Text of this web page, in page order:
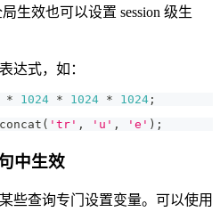
生效也可以设置 session 级生
达式，如：
* 1024 * 1024 * 1024 ;
( 'tr' , 'u' , 'e' ) ;
中生效
些查询专门设置变量。可以使用